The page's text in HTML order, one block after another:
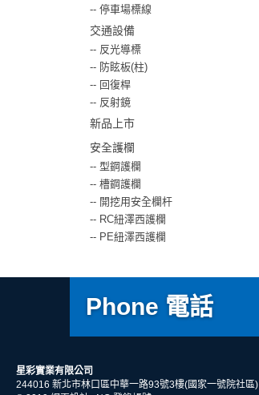
-- 停車場標線
交通設備
-- 反光導標
-- 防眩板(柱)
-- 回復桿
-- 反射鏡
新品上市
安全護欄
-- 型鋼護欄
-- 槽鋼護欄
-- 開挖用安全欄杆
-- RC紐澤西護欄
-- PE紐澤西護欄
Phone 電話
星彩實業有限公司
244016 新北市林口區中華一路93號3樓(國家一號院社區)